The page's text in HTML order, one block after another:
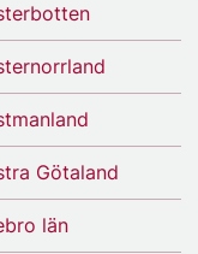
Götaland
län